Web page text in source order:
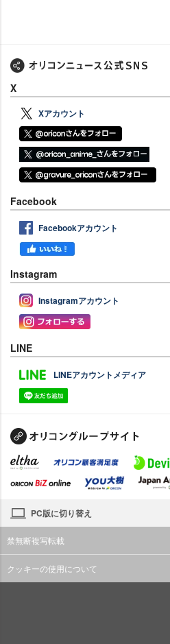
X
Xアカウント
Facebook
Facebookアカウント
Instagram
Instagramアカウント
LINE
LINEアカウントメディア
PC版に切り替え
禁無断複写転載
クッキーの使用について